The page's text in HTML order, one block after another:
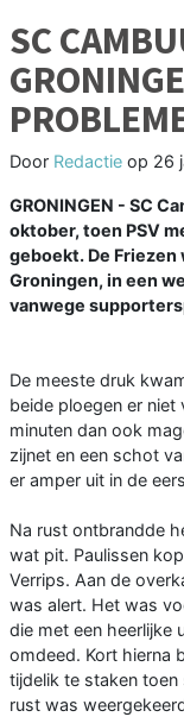
SC
Door Redactie op 26
GRONINGEN - SC
oktober, toen PSV
geboekt. De Friezen
Groningen, in een
vanwege
De meeste druk
beide ploegen er niet
minuten dan ook
zijnet en een schot
er amper uit in de
Na rust ontbrandde
wat pit. Paulissen
Verrips. Aan de
was alert. Het was
die met een heerlijke
omdeed. Kort hierna
tijdelik te staken
rust was